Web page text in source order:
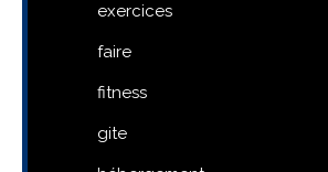
exercices
faire
fitness
gite